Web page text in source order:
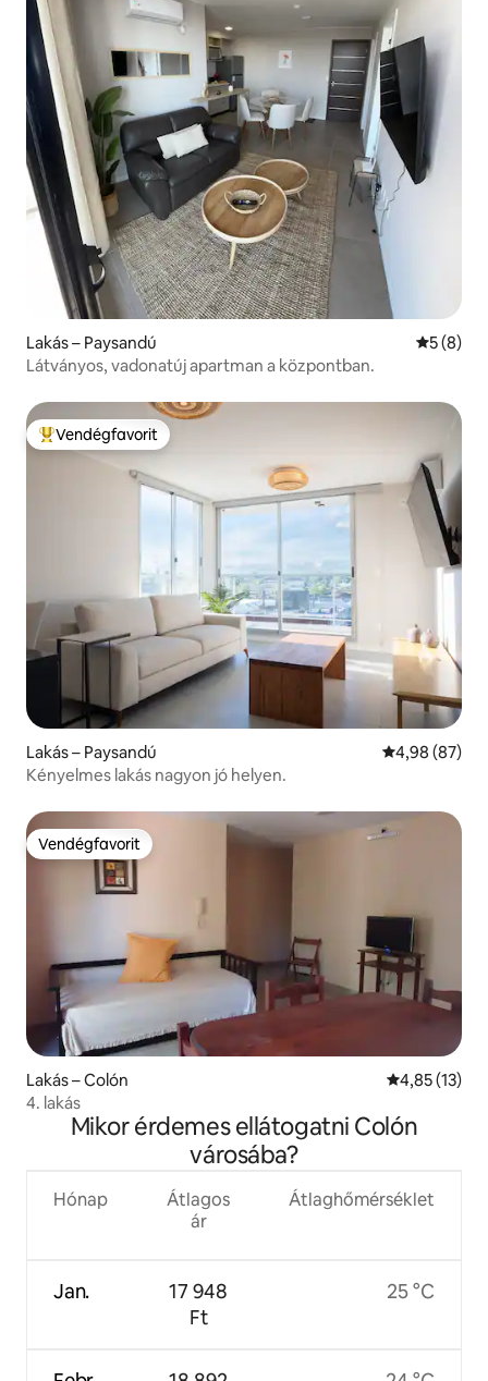
Lakás – Paysandú Átlagos
5 (8)
Látványos, vadonatúj apartman a központban.
Kiemelt vendégfavorit
Vendégfavorit
Lakás – Paysandú Átlagos
4,98 (87)
Kényelmes lakás nagyon jó helyen.
Vendégfavorit
Vendégfavorit
Lakás – Colón Átlagos
4,85 (13)
4. lakás
Mikor érdemes ellátogatni Colón
városába?
Hónap
Jan.
Átlagos
ár
17 948
Ft
Átlaghőmérséklet
25 °C